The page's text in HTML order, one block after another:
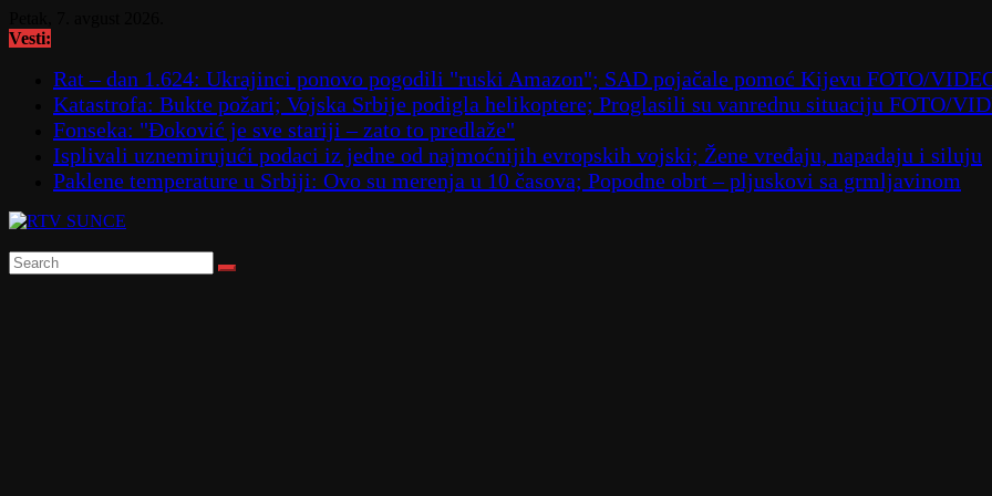
to
Vesti:
Rat – dan 1.624: Ukrajinci ponovo pogodili "ruski Amazon"; SAD pojačale pomoć Kijevu FOTO/
Katastrofa: Bukte požari; Vojska Srbije podigla helikoptere; Proglasili su vanrednu situaciju FOTO/
Fonseka: "Đoković je sve stariji – zato to predlaže"
Isplivali uznemirujući podaci iz jedne od najmoćnijih evropskih vojski; Žene vređaju, napadaju i siluju
Paklene temperature u Srbiji: Ovo su merenja u 10 časova; Popodne obrt – pljuskovi sa grmljavinom